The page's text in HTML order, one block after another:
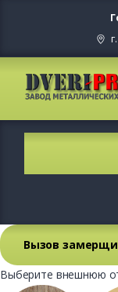
Вызов
Выберите внешнюю